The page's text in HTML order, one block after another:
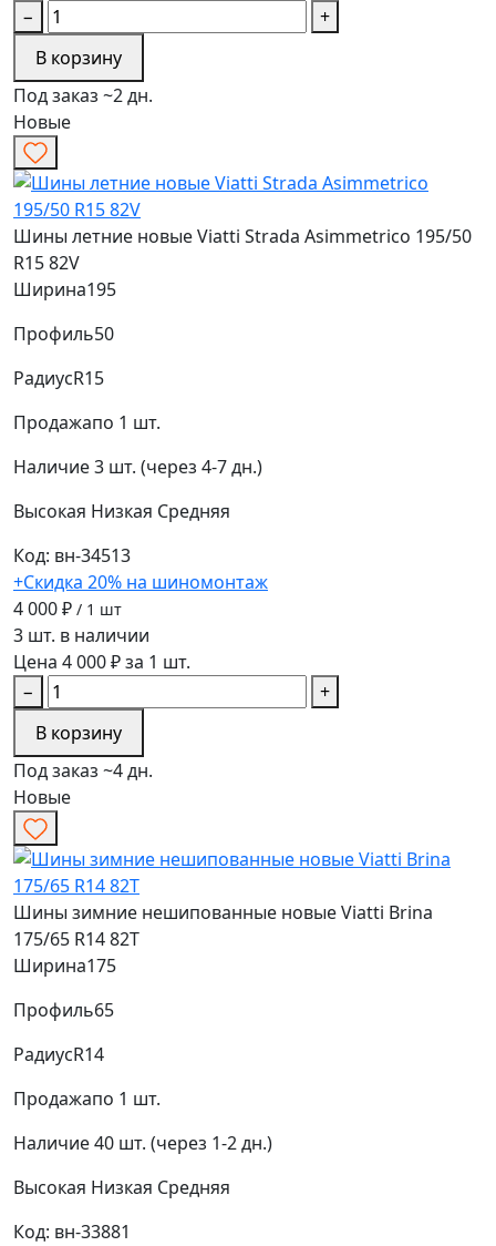
−
+
В корзину
Под заказ ~2 дн.
Новые
Шины летние новые Viatti Strada Asimmetrico 195/50
R15 82V
Ширина195
Профиль50
РадиусR15
Продажапо 1 шт.
Наличие3 шт. (через 4-7 дн.)
Высокая Низкая Средняя
Код: вн-34513
+Скидка 20% на шиномонтаж
4 000 ₽ / 1 шт
3 шт. в наличии
Цена 4 000 ₽ за 1 шт.
−
+
В корзину
Под заказ ~4 дн.
Новые
Шины зимние нешипованные новые Viatti Brina
175/65 R14 82T
Ширина175
Профиль65
РадиусR14
Продажапо 1 шт.
Наличие40 шт. (через 1-2 дн.)
Высокая Низкая Средняя
Код: вн-33881